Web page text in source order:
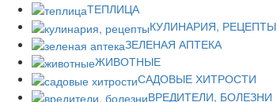
ТЕПЛИЦА
КУЛИНАРИЯ, РЕЦЕПТЫ
ЗЕЛЕНАЯ АПТЕКА
ЖИВОТНЫЕ
САДОВЫЕ ХИТРОСТИ
ВРЕДИТЕЛИ, БОЛЕЗНИ